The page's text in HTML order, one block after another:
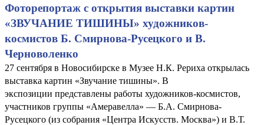
Фоторепортаж с открытия выставки картин
«ЗВУЧАНИЕ ТИШИНЫ» художников-
космистов Б. Смирнова-Русецкого и В.
Черноволенко
27 сентября в Новосибирске в Музее Н.К. Рериха открылась
выставка картин «Звучание тишины». В
экспозиции представлены работы художников-космистов,
участников группы «Амеравелла» — Б.А. Смирнова-
Русецкого (из собрания «Центра Искусств. Москва») и В.Т.